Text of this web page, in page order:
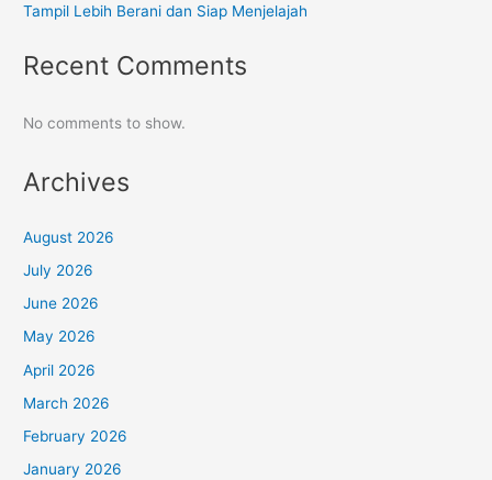
Tampil Lebih Berani dan Siap Menjelajah
Recent Comments
No comments to show.
Archives
August 2026
July 2026
June 2026
May 2026
April 2026
March 2026
February 2026
January 2026